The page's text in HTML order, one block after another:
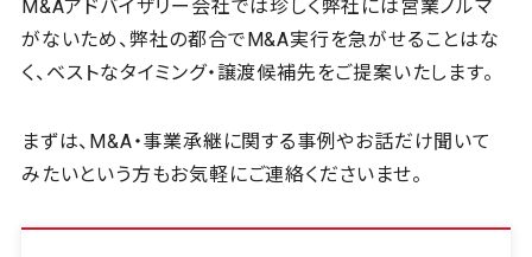
M&Aアドバイザリー会社では珍しく弊社には営業ノルマ
がないため、弊社の都合でM&A実行を急がせることはな
く、ベストなタイミング・譲渡候補先をご提案いたします。
まずは、M&A・事業承継に関する事例やお話だけ聞いて
みたいという方もお気軽にご連絡くださいませ。